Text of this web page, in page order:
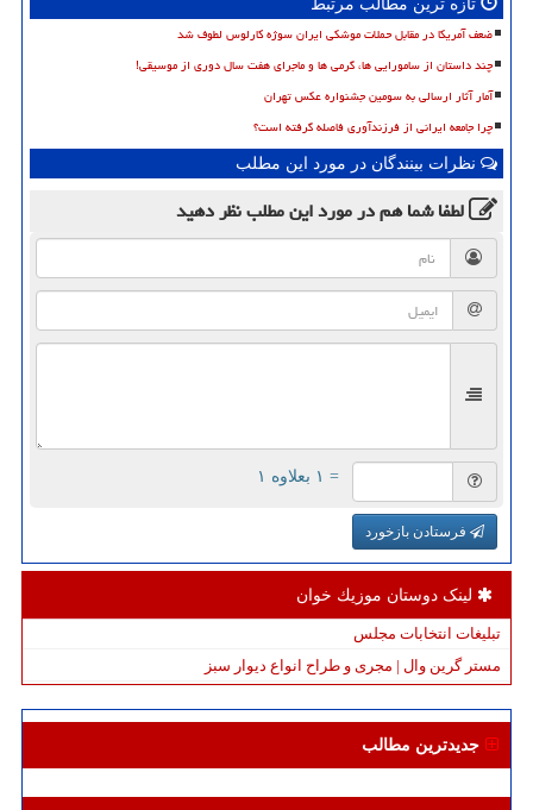
تازه ترین مطالب مرتبط
ضعف آمریکا در مقابل حملات موشکی ایران سوژه کارلوس لطوف شد
چند داستان از سامورایی ها، گرمی ها و ماجرای هفت سال دوری از موسیقی!
آمار آثار ارسالی به سومین جشنواره عکس تهران
چرا جامعه ایرانی از فرزندآوری فاصله گرفته است؟
نظرات بینندگان در مورد این مطلب
لطفا شما همدر مورد این مطلبنظر دهید
= ۱ بعلاوه ۱
فرستادن بازخورد
لینک دوستان موزیك خوان
تبلیغات انتخابات مجلس
مستر گرین وال | مجری و طراح انواع دیوار سبز
جدیدترین مطالب